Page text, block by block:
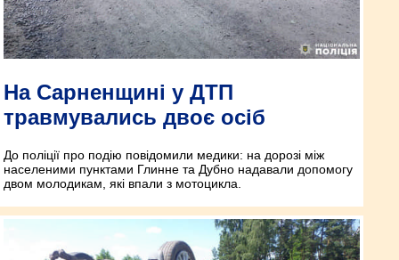
На Сарненщині у ДТП
травмувались двоє осіб
До поліції про подію повідомили медики: на дорозі між
населеними пунктами Глинне та Дубно надавали допомогу
двом молодикам, які впали з мотоцикла.